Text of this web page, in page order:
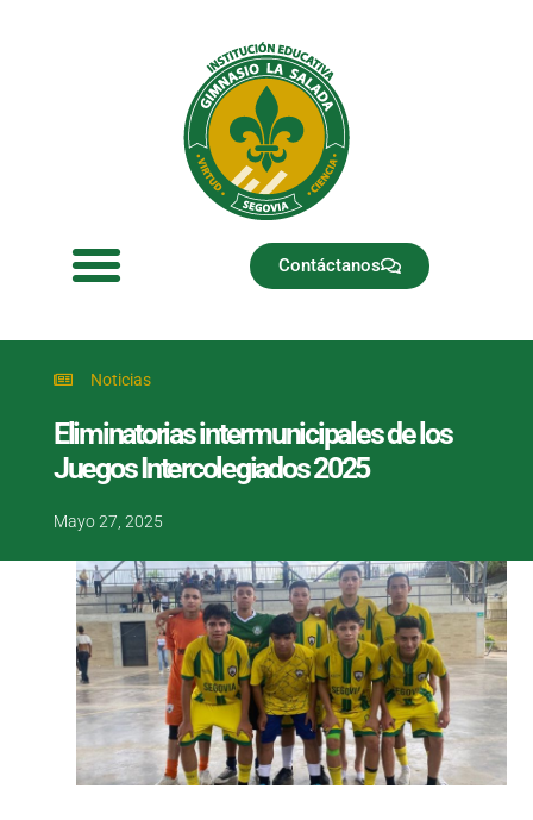
Contáctanos
Noticias
Eliminatorias intermunicipales de los
Juegos Intercolegiados 2025
Mayo 27, 2025